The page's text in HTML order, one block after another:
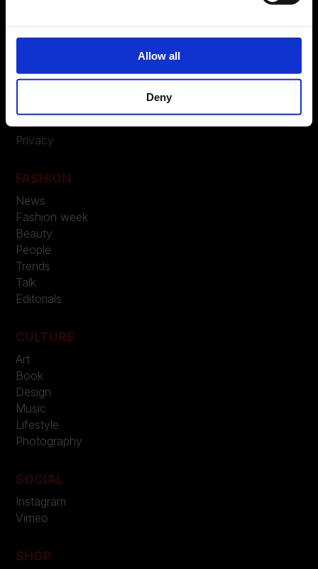
Allow all
Deny
ABOUT US
Contatti
LEGAL
Privacy
FASHION
News
Fashion week
Beauty
People
Trends
Talk
Editorials
CULTURE
Art
Book
Design
Music
Lifestyle
Photography
SOCIAL
Instagram
Vimeo
SHOP